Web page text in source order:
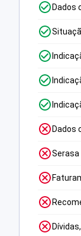
Dados
Dados
Serasa